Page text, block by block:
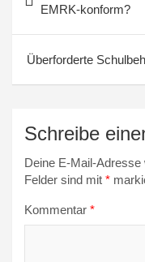
EMRK-konform?
Überforderte
Schreibe
Deine E-Mail-
Felder sind mit *
Kommentar *